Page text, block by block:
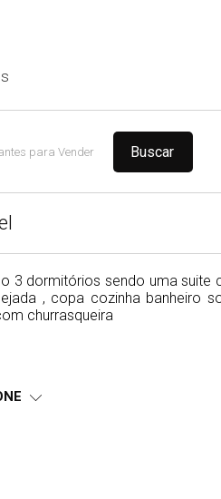
para Vender
3 dormitórios sendo uma suite
, copa cozinha banheiro
churrasqueira